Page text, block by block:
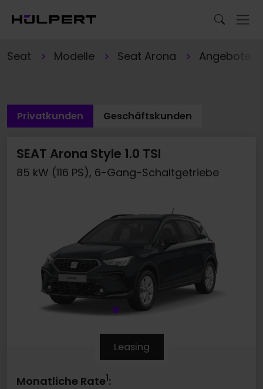
Seat Modelle Seat Arona Angebote
Privatkunden Geschäftskunden
SEAT Arona Style 1.0 TSI
85 kW (116 PS), 6-Gang-Schaltgetriebe
Leasing
Monatliche Rate1: